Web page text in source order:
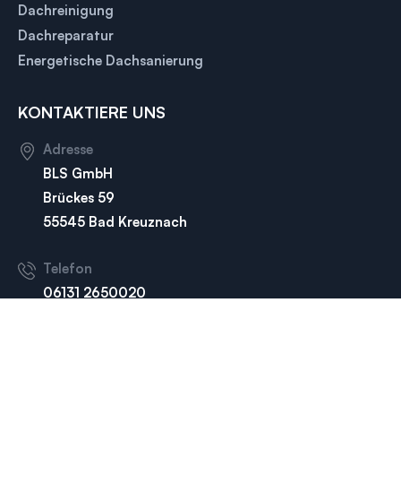
Dachreinigung
Dachreparatur
Energetische Dachsanierung
KONTAKTIERE UNS
Adresse
BLS GmbH
Brückes 59
55545 Bad Kreuznach
Telefon
06131 2650020